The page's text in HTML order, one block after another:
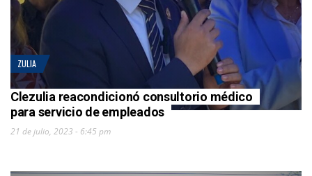
ZULIA
Clezulia reacondicionó consultorio médico
para servicio de empleados
21 de julio, 2023 - 6:45 pm